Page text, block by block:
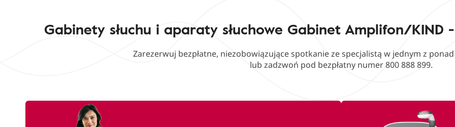
Gabinety słuchu i aparaty słuchowe Gabinet Amplifon/KIND
Zarezerwuj bezpłatne, niezobowiązujące spotkanie ze specjalistą w jednym z
lub zadzwoń pod bezpłatny numer 800 888 899.